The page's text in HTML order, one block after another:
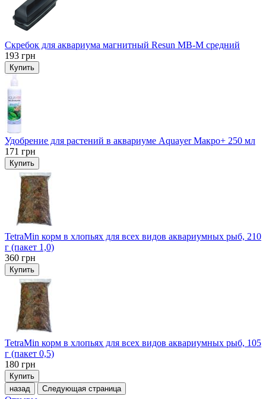
Скребок для аквариума магнитный Resun MB-M средний
193 грн
Купить
Удобрение для растений в аквариуме Aquayer Макро+ 250 мл
171 грн
Купить
TetraMin корм в хлопьях для всех видов аквариумных рыб, 210
г (пакет 1,0)
360 грн
Купить
TetraMin корм в хлопьях для всех видов аквариумных рыб, 105
г (пакет 0,5)
180 грн
Купить
назад
Следующая страница